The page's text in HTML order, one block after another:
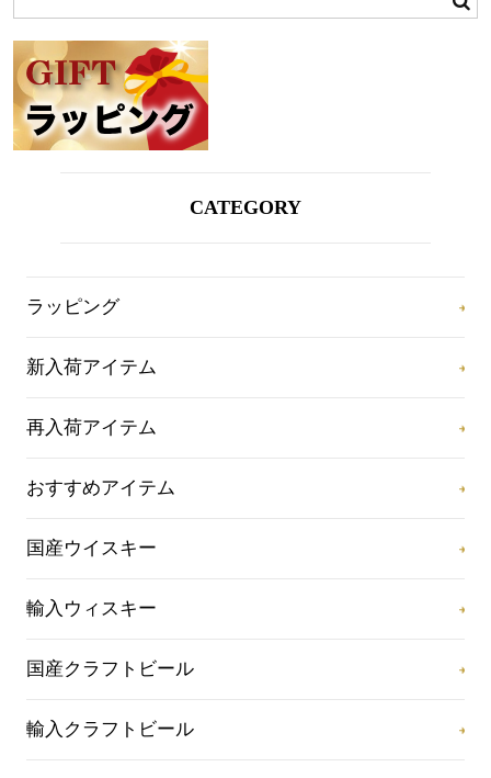
CATEGORY
ラッピング
新入荷アイテム
再入荷アイテム
おすすめアイテム
国産ウイスキー
輸入ウィスキー
国産クラフトビール
輸入クラフトビール